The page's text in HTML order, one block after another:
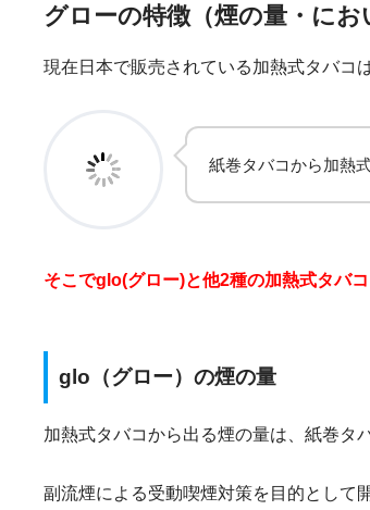
グローの特徴（煙の量・にお
現在日本で販売されている加熱式タバコ
紙巻タバコから加熱
そこでglo(グロー)と他2種の加熱式タバ
glo（グロー）の煙の量
加熱式タバコから出る煙の量は、紙巻タ
副流煙による受動喫煙対策を目的として